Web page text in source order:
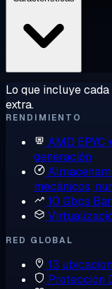
Lo que incluye
extra.
RENDIMIENTO
AMD EPYC
generación
mecánicos,
10 Gbps
RED GLOBAL
13
Protección